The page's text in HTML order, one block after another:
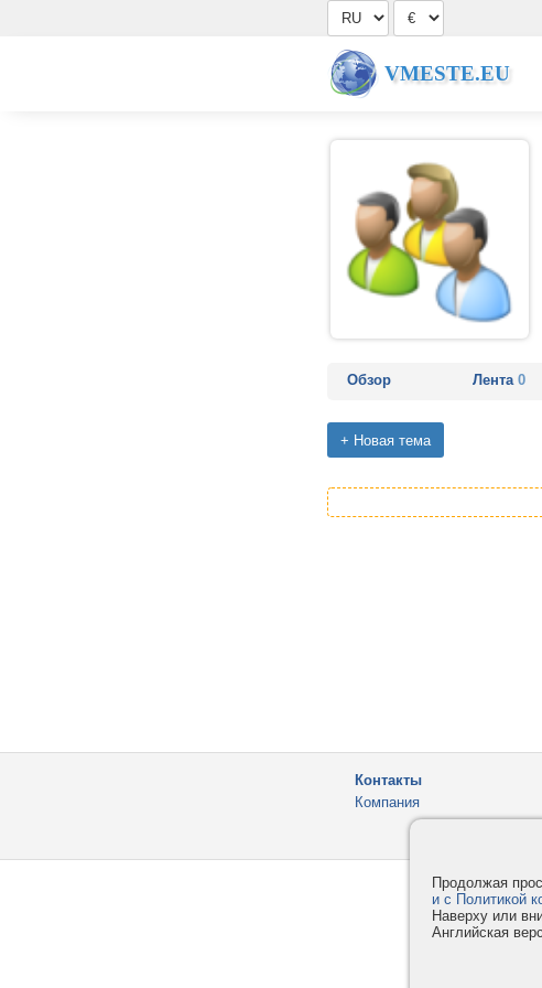
VMESTE.EU
Обзор Лента0
Контакты
Компания
Продолжая
и с Политикой
Наверху или
Английская